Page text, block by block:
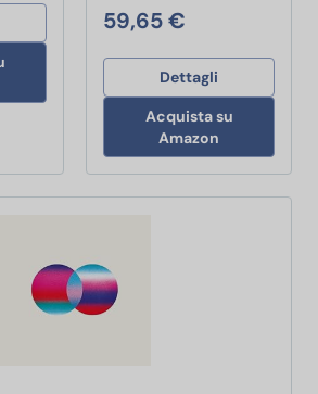
59,65 €
Dettagli
Acquista su
Amazon